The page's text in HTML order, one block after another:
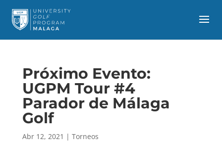
Próximo Evento:
UGPM Tour #4
Parador de Málaga
Golf
Abr 12, 2021 | Torneos